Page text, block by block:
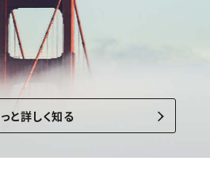
と詳しく知る